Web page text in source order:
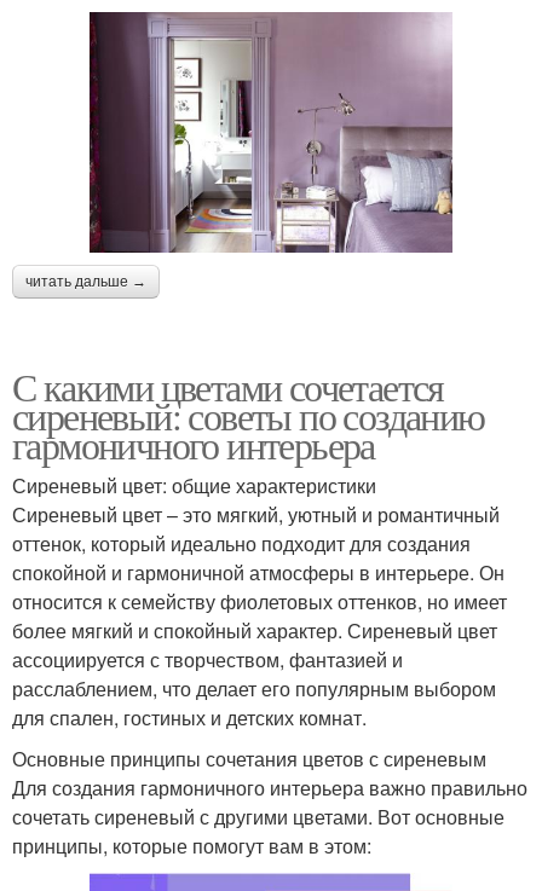
читать дальше →
С какими цветами сочетается
сиреневый: советы по созданию
гармоничного интерьера
Сиреневый цвет: общие характеристики
Сиреневый цвет – это мягкий, уютный и романтичный
оттенок, который идеально подходит для создания
спокойной и гармоничной атмосферы в интерьере. Он
относится к семейству фиолетовых оттенков, но имеет
более мягкий и спокойный характер. Сиреневый цвет
ассоциируется с творчеством, фантазией и
расслаблением, что делает его популярным выбором
для спален, гостиных и детских комнат.
Основные принципы сочетания цветов с сиреневым
Для создания гармоничного интерьера важно правильно
сочетать сиреневый с другими цветами. Вот основные
принципы, которые помогут вам в этом: